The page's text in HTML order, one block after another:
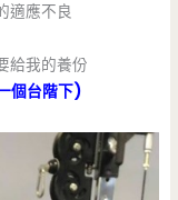
適應不良
給我的養份
個台階下)